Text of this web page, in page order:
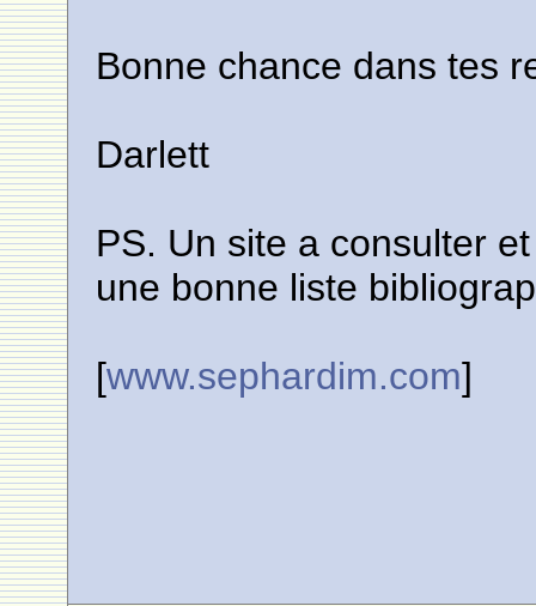
Bonne chance dans tes
Darlett
PS. Un site a consulter
une bonne liste
[www.sephardim.com]